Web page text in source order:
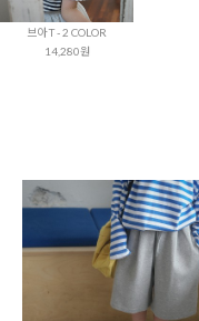
브아 T - 2 COLOR
14,280원